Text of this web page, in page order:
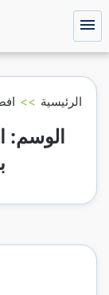
التجاوز
إلى القائمة
الرئيسية >>
الوسم: